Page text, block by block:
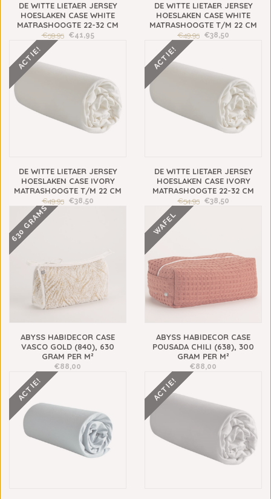
DE WITTE LIETAER JERSEY
HOESLAKEN CASE WHITE
MATRASHOOGTE 22-32 CM
€59,95 €41,95
DE WITTE LIETAER JERSEY
HOESLAKEN CASE WHITE
MATRASHOOGTE T/M 22 CM
€49,95 €38,50
ACTIE!
DE WITTE LIETAER JERSEY
HOESLAKEN CASE IVORY
MATRASHOOGTE T/M 22 CM
€49,95 €38,50
ACTIE!
DE WITTE LIETAER JERSEY
HOESLAKEN CASE IVORY
MATRASHOOGTE 22-32 CM
€54,95 €38,50
630 GRAMS
ABYSS HABIDECOR CASE
VASCO GOLD (840), 630
GRAM PER M²
€88,00
WAFEL
ABYSS HABIDECOR CASE
POUSADA CHILI (638), 300
GRAM PER M²
€88,00
ACTIE! ACTIE!